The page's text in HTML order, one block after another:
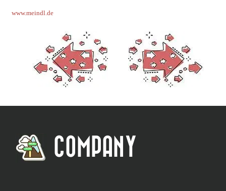
www.meindl.de
COMPANY